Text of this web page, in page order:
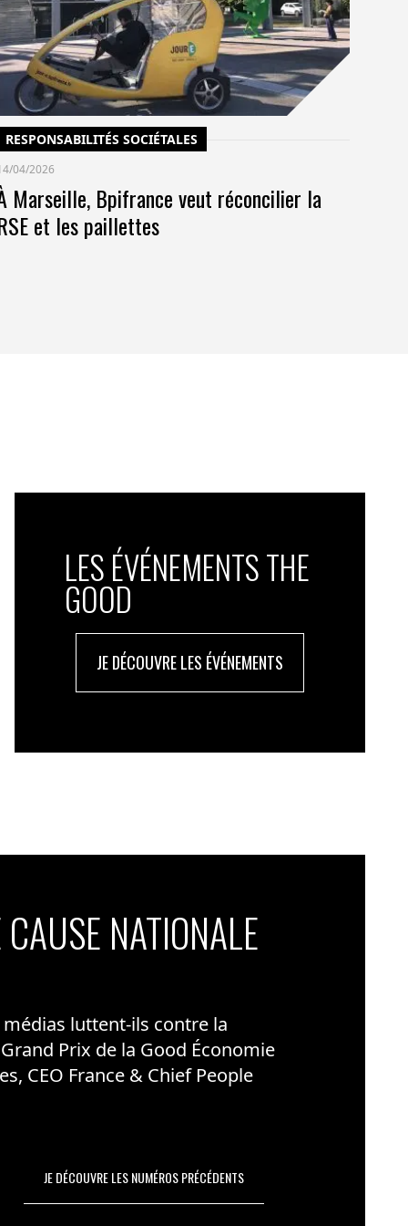
RESPONSABILITÉS SOCIÉTALES
04/2026
Marseille, Bpifrance veut réconcilier la
et les paillettes
LES ÉVÉNEMENTS THE
GOOD
JE DÉCOUVRE LES ÉVÉNEMENTS
NATIONALE
luttent-ils contre la
Prix de la Good Économie
CEO France & Chief People
JE DÉCOUVRE LES NUMÉROS PRÉCÉDENTS